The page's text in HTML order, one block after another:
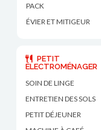
PACK
ÉVIER ET MITIGEUR
PETIT
ÉLECTROMÉNAGER
SOIN DE LINGE
ENTRETIEN DES SOLS
PETIT DÉJEUNER